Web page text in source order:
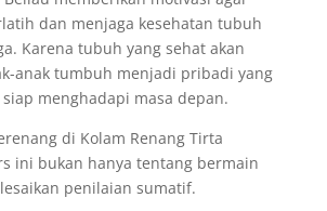
dan menjaga kesehatan tubuh
Karena tubuh yang sehat akan
anak tumbuh menjadi pribadi yang
menghadapi masa depan.
di Kolam Renang Tirta
ini bukan hanya tentang bermain
penilaian sumatif.